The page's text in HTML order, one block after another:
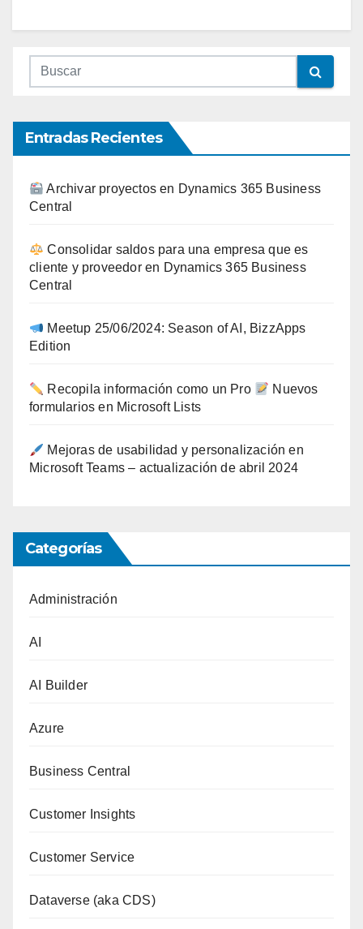
Entradas Recientes
Archivar proyectos en Dynamics 365 Business
Central
Consolidar saldos para una empresa que es
cliente y proveedor en Dynamics 365 Business
Central
Meetup 25/06/2024: Season of AI, BizzApps
Edition
Recopila información como un Pro
Nuevos
formularios en Microsoft Lists
Mejoras de usabilidad y personalización en
Microsoft Teams – actualización de abril 2024
Categorías
Administración
AI
AI Builder
Azure
Business Central
Customer Insights
Customer Service
Dataverse (aka CDS)